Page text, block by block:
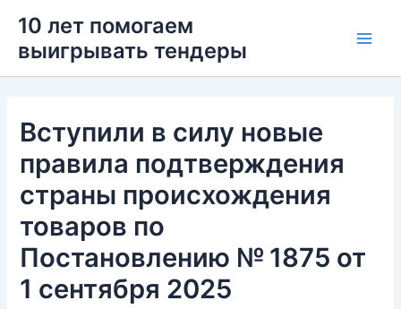
содержимому
10 лет помогаем
выигрывать тендеры
Вступили в силу новые
правила подтверждения
страны происхождения
товаров по
Постановлению № 1875 от
1 сентября 2025